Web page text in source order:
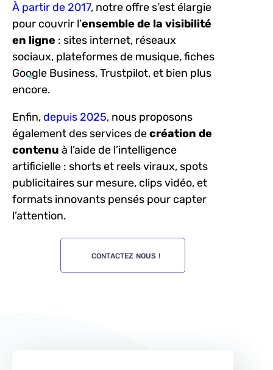
À partir de 2017, notre offre s’est élargie
pour couvrir l’ensemble de la visibilité
en ligne : sites internet, réseaux
sociaux, plateformes de musique, fiches
Google Business, Trustpilot, et bien plus
encore.
Enfin,depuis 2025, nous proposons
également des services decréation de
contenu à l’aide de l’intelligence
artificielle : shorts et reels viraux, spots
publicitaires sur mesure, clips vidéo, et
formats innovants pensés pour capter
l’attention.
CONTACTEZ NOUS !